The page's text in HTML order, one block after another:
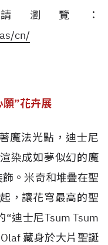
瀏覽：
cn/
願”花卉展
魔法光點，迪士尼
染成如夢似幻的魔
。米奇和堆疊在聖
，讓花穹最高的聖
迪士尼Tsum Tsum
藏身於大片聖誕